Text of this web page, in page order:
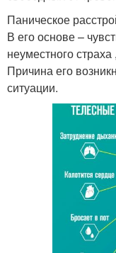
Паническое
В его основе –
неуместного
Причина его
ситуации.